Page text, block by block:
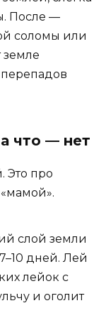
После —
соломы или
земле
что — нет
Это про
слой земли
дней. Лей
лейок с
и оголит